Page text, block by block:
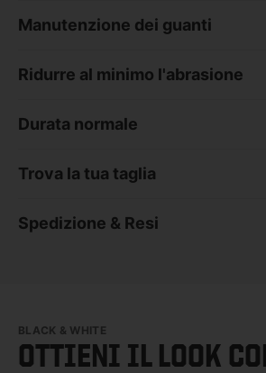
Manutenzione dei guanti
Ridurre al minimo l'abrasione
Durata normale
Trova la tua taglia
Spedizione & Resi
BLACK & WHITE
OTTIENI IL LOOK